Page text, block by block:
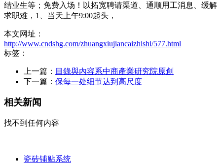
结业生等；免费入场！以拓宽聘请渠道、通顺用工消息、缓解
求职难，1、当天上午9:00起头，
本文网址：
http://www.cndshg.com/zhuangxiujiancaizhishi/577.html
标签：
上一篇： 目錄與內容系中商產業研究院原創
下一篇： 保每一处细节达到高尺度
相关新闻
找不到任何内容
瓷砖铺贴系统